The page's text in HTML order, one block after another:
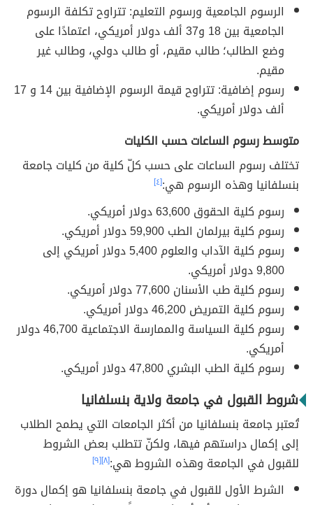
الرسوم الجامعية ورسوم التعليم: تتراوح تكلفة الرسوم
الجامعية بين 18 و37 ألف دولار أمريكي، اعتمادًا على
وضع الطالب؛ طالب مقيم، أو طالب دولي، وطالب غير
مقيم.
رسوم إضافية: تتراوح قيمة الرسوم الإضافية بين 14 و 17
ألف دولار أمريكي.
متوسط رسوم الساعات حسب الكليات
تختلف رسوم الساعات على حسب كلّ كلية من كليات جامعة
بنسلفانيا وهذه الرسوم هي:[٤]
رسوم كلية الحقوق 63,600 دولار أمريكي.
رسوم كلية بيرلمان الطب 59,900 دولار أمريكي.
رسوم كلية الآداب والعلوم 5,400 دولار أمريكي إلى
9,800 دولار أمريكي.
رسوم كلية طب الأسنان 77,600 دولار أمريكي.
رسوم كلية التمريض 46,200 دولار أمريكي.
رسوم كلية السياسة والممارسة الاجتماعية 46,700 دولار
أمريكي.
رسوم كلية الطب البشري 47,800 دولار أمريكي.
شروط القبول في جامعة ولاية بنسلفانيا
تُعتبر جامعة بنسلفانيا من أكثر الجامعات التي يطمح الطلاب
إلى إكمال دراستهم فيها، ولكنّ تتطلب بعض الشروط
للقبول في الجامعة وهذه الشروط هي:[٨] [٩]
الشرط الأول للقبول في جامعة بنسلفانيا هو إكمال دورة